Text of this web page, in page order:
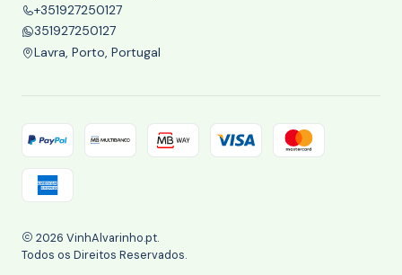
+351927250127
351927250127
Lavra, Porto, Portugal
2026 VinhAlvarinho.pt.
Todos os Direitos Reservados.